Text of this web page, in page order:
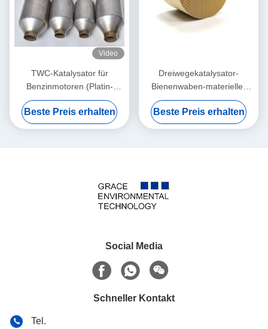
Video
TWC-Katalysator für
Benzinmotoren (Platin-
Palladium): Reduziert
Schwefel im Benzin
Beste Preis erhalten
Dreiwegekatalysator-
Bienenwaben-materieller
Euro 5 TWC-Katalysator
Pint-PD-relativer
Feuchtigkeit Zelle 6 400
Beste Preis erhalten
Social Media
Schneller Kontakt
Tel.